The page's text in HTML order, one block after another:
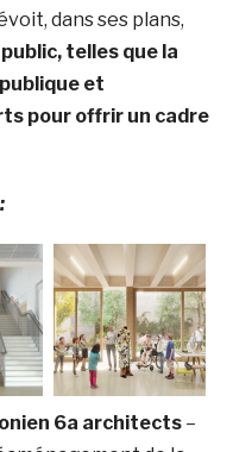
dans ses plans,
telles que la
et
pour offrir un cadre
6a architects–